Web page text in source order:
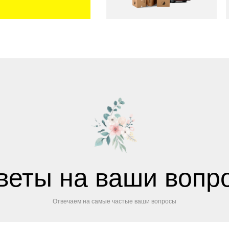
на ваши
Отвечаем на самые частые ваши вопросы